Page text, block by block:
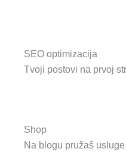
SEO optimizacija
Tvoji postovi na prvoj
Shop
Na blogu pružaš